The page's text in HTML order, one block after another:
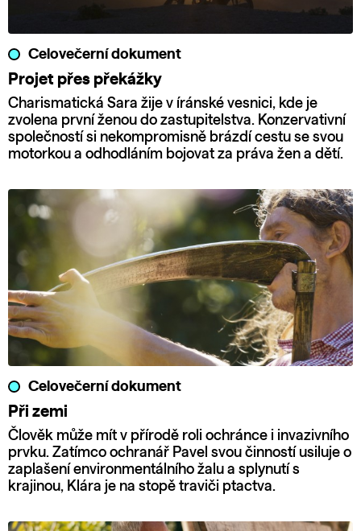
Celovečerní dokument
Projet přes překážky
Charismatická Sara žije v íránské vesnici, kde je
zvolena první ženou do zastupitelstva. Konzervativní
společností si nekompromisně brázdí cestu se svou
motorkou a odhodláním bojovat za práva žen a dětí.
Celovečerní dokument
Při zemi
Člověk může mít v přírodě roli ochránce i invazivního
prvku. Zatímco ochranář Pavel svou činností usiluje o
zaplašení environmentálního žalu a splynutí s
krajinou, Klára je na stopě traviči ptactva.